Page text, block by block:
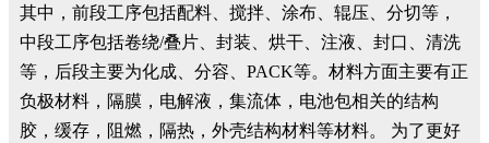
其中，前段工序包括配料、搅拌、涂布、辊压、分切等，
中段工序包括卷绕/叠片、封装、烘干、注液、封口、清洗
等，后段主要为化成、分容、PACK等。材料方面主要有正
负极材料，隔膜，电解液，集流体，电池包相关的结构
胶，缓存，阻燃，隔热，外壳结构材料等材料。 为了更好